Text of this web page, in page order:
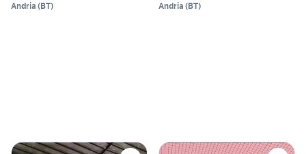
Andria (BT) Andria (BT)